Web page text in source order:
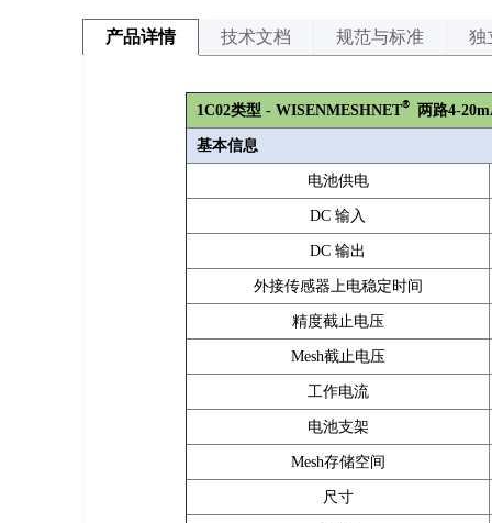
产品详情 技术文档 规范与标准 独
1C02类型 - WISENMESHNET® 两路4-
基本信息
电池供电
DC 输入
DC 输出
外接传感器上电稳定时间
精度截止电压
Mesh截止电压
工作电流
电池支架
Mesh存储空间
尺寸